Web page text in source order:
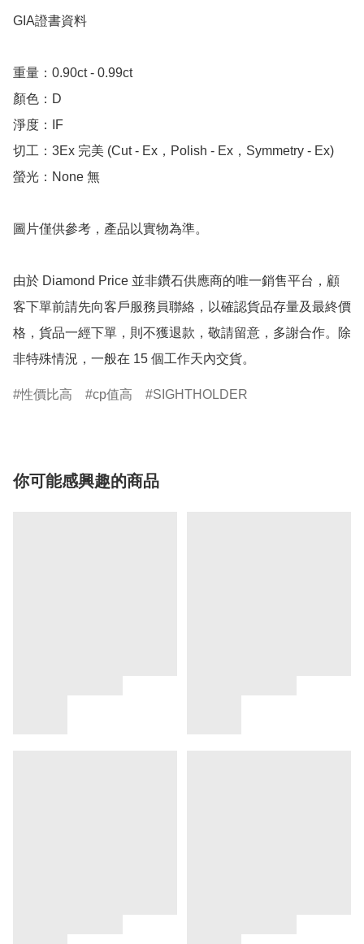
GIA證書資料
重量：0.90ct - 0.99ct
顏色：D
淨度：IF
切工：3Ex 完美 (Cut - Ex，Polish - Ex，Symmetry - Ex)
螢光：None 無
圖片僅供參考，產品以實物為準。
由於 Diamond Price 並非鑽石供應商的唯一銷售平台，顧
客下單前請先向客戶服務員聯絡，以確認貨品存量及最終價
格，貨品一經下單，則不獲退款，敬請留意，多謝合作。除
非特殊情況，一般在 15 個工作天內交貨。
性價比高 cp值高 SIGHTHOLDER
你可能感興趣的商品